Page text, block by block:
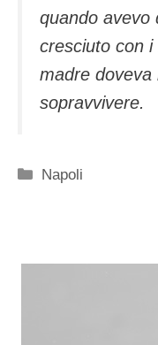
quando avevo
cresciuto con
madre doveva
sopravvivere.
Categorie
Napoli